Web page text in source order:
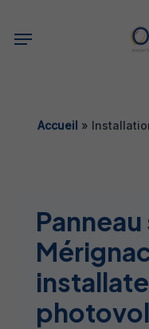
Menu
Accueil »